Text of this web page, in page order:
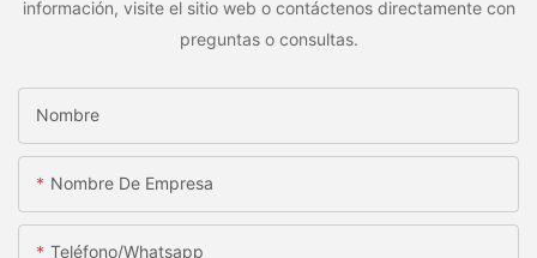
información, visite el sitio web o contáctenos directamente con
preguntas o consultas.
Nombre
Nombre De Empresa
Teléfono/whatsapp